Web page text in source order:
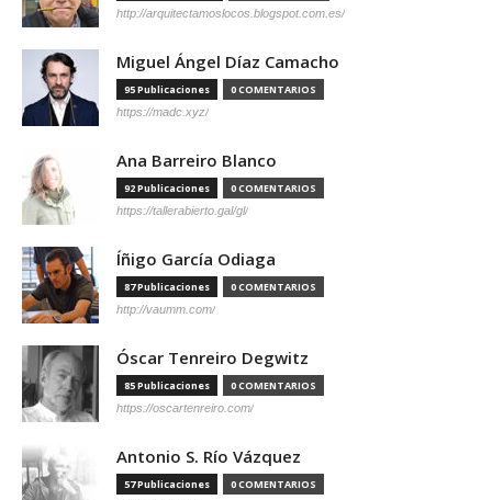
http://arquitectamoslocos.blogspot.com.es/
Miguel Ángel Díaz Camacho
95 Publicaciones 0 COMENTARIOS
https://madc.xyz/
Ana Barreiro Blanco
92 Publicaciones 0 COMENTARIOS
https://tallerabierto.gal/gl/
Íñigo García Odiaga
87 Publicaciones 0 COMENTARIOS
http://vaumm.com/
Óscar Tenreiro Degwitz
85 Publicaciones 0 COMENTARIOS
https://oscartenreiro.com/
Antonio S. Río Vázquez
57 Publicaciones 0 COMENTARIOS